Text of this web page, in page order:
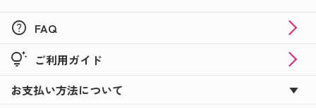
help FAQ
tips_and_updates ご利用ガイド
お支払い方法について